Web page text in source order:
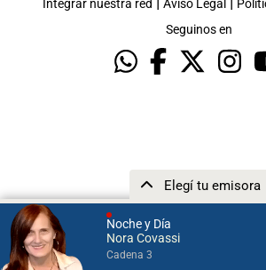
Noche y Día
Nora Covassi
Cadena 3
Elegí tu emisora
Integrar nuestra red Aviso Legal
Seguinos en